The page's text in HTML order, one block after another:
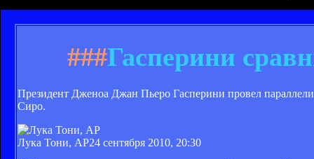
###Гасперини
Президент Дженоа Джан Пьеро Гасперини провел
Сиро.
Лука Тони, AP24 сентября 2010, 20:30